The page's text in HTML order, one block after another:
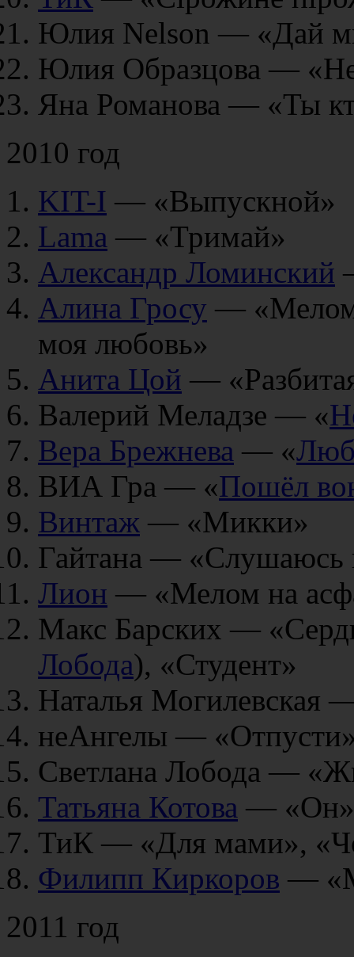
Юлия Nelson — «Дай
Юлия Образцова —
Яна Романова — «Ты
2010 год
KIT-I — «Выпускной»
Lama — «Тримай»
Александр Ломинский
Алина Гросу — «Мелом
моя любовь»
Анита Цой —
Валерий Меладзе — «
Вера Брежнева — «
ВИА Гра — «Пошёл
Винтаж — «Микки»
Гайтана — «Слушаюсь
Лион — «Мелом на
Макс Барских —
Лобода), «Студент»
Наталья Могилевская
неАнгелы —
Светлана Лобода —
Татьяна Котова — «Он»
ТиК — «Для мами»,
Филипп Киркоров —
2011 год